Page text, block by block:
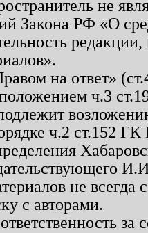
не
Закона РФ «О
на ответ»
ч.3
ч.2 ст.152
не
с авторами.